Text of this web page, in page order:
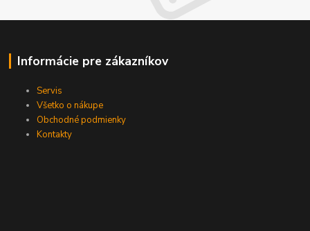
Informácie pre zákazníkov
Servis
Všetko o nákupe
Obchodné podmienky
Kontakty